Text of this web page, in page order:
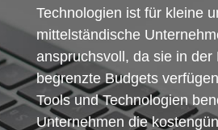
Technologien ist für kleine
mittelständische
anspruchsvoll, da sie in der
begrenzte Budgets
Tools und Technologien
Unternehmen die